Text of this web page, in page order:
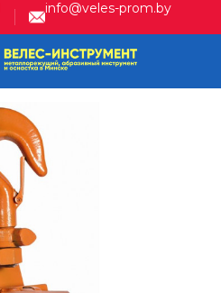
info@veles-prom.by